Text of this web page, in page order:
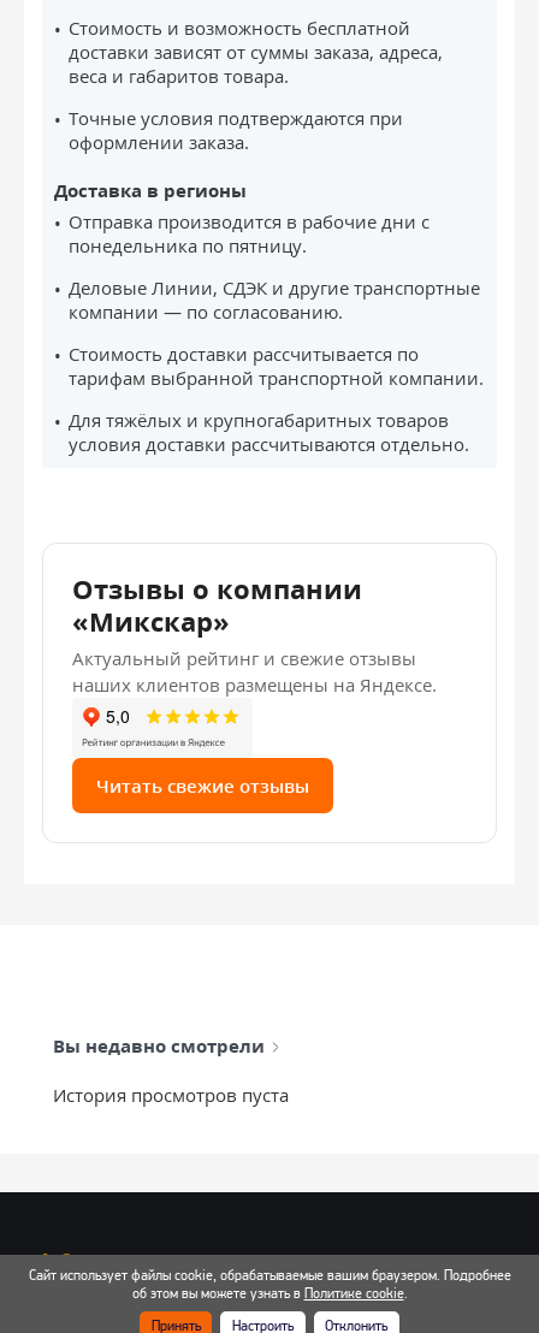
Стоимость и возможность бесплатной
доставки зависят от суммы заказа, адреса,
веса и габаритов товара.
Точные условия подтверждаются при
оформлении заказа.
Доставка в регионы
Отправка производится в рабочие дни с
понедельника по пятницу.
Деловые Линии, СДЭК и другие транспортные
компании — по согласованию.
Стоимость доставки рассчитывается по
тарифам выбранной транспортной компании.
Для тяжёлых и крупногабаритных товаров
условия доставки рассчитываются отдельно.
Отзывы о компании
«Микскар»
Актуальный рейтинг и свежие отзывы
наших клиентов размещены на Яндексе.
Читать свежие отзывы
Вы недавно смотрели
История просмотров пуста
info@mixtcar.ru
Почта для связи
Сайт использует файлы cookie, обрабатываемые вашим браузером. Подробнее
об этом вы можете узнать в Политике cookie.
Принять
Настроить Отклонить